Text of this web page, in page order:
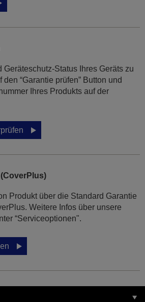
Geräteschutz-Status Ihres Geräts zu
“Garantie prüfen” Button und
Ihres Produkts auf der
Produkt über die Standard Garantie
Weitere Infos über unsere
“Serviceoptionen".